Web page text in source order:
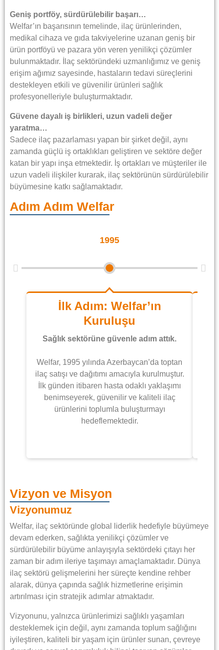
Geniş portföy, sürdürülebilir başarı…
Welfar’ın başarısının temelinde, ilaç ürünlerinden,
medikal cihaza ve gıda takviyelerine uzanan geniş bir
ürün portföyü ve pazara yön veren yenilikçi çözümler
bulunmaktadır. İlaç sektöründeki uzmanlığımız ve geniş
erişim ağımız sayesinde, hastaların tedavi süreçlerini
destekleyen etkili ve güvenilir ürünleri sağlık
profesyonelleriyle buluşturmaktadır.
Güvene dayalı iş birlikleri, uzun vadeli değer
yaratma…
Sadece ilaç pazarlaması yapan bir şirket değil, aynı
zamanda güçlü iş ortaklıkları geliştiren ve sektöre değer
katan bir yapı inşa etmektedir. İş ortakları ve müşteriler ile
uzun vadeli ilişkiler kurarak, ilaç sektörünün sürdürülebilir
büyümesine katkı sağlamaktadır.
Adım Adım Welfar
1995
İlk Adım: Welfar’ın
Kuruluşu
Sağlık sektörüne güvenle adım attık.
Welfar, 1995 yılında Azerbaycan’da toptan
ilaç satışı ve dağıtımı amacıyla kurulmuştur.
İlk günden itibaren hasta odaklı yaklaşımı
benimseyerek, güvenilir ve kaliteli ilaç
ürünlerini toplumla buluşturmayı
hedeflemektedir.
Vizyon ve Misyon
Vizyonumuz
Welfar, ilaç sektöründe global liderlik hedefiyle büyümeye
devam ederken, sağlıkta yenilikçi çözümler ve
sürdürülebilir büyüme anlayışıyla sektördeki çıtayı her
zaman bir adım ileriye taşımayı amaçlamaktadır. Dünya
ilaç sektörü gelişmelerini her süreçte kendine rehber
alarak, dünya çapında sağlık hizmetlerine erişimin
artırılması için stratejik adımlar atmaktadır.
Vizyonunu, yalnızca ürünlerimizi sağlıklı yaşamları
desteklemek için değil, aynı zamanda toplum sağlığını
iyileştiren, kaliteli bir yaşam için ürünler sunan, çevreye